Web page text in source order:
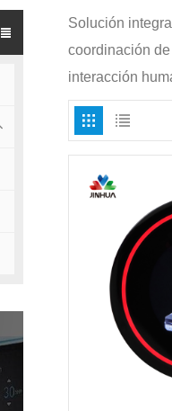
Solución
coordinación
interacción